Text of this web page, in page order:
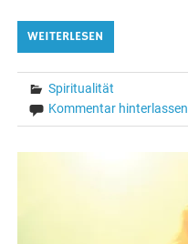
WEITERLESEN
Spiritualität
Kommentar hinterlassen